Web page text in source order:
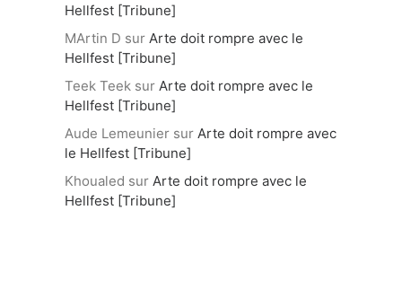
Hellfest [Tribune]
MArtin D sur Arte doit rompre avec le
Hellfest [Tribune]
Teek Teek sur Arte doit rompre avec le
Hellfest [Tribune]
Aude Lemeunier sur Arte doit rompre avec
le Hellfest [Tribune]
Khoualed sur Arte doit rompre avec le
Hellfest [Tribune]